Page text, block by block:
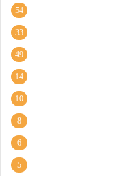
54
33
49
14
10
8
6
5